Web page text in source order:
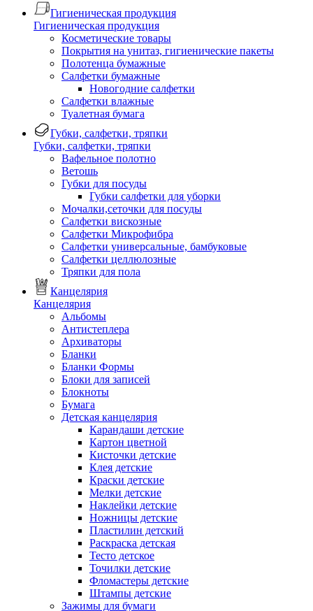
Гигиеническая продукция
Гигиеническая продукция
Косметические товары
Покрытия на унитаз, гигиенические пакеты
Полотенца бумажные
Салфетки бумажные
Новогодние салфетки
Салфетки влажные
Туалетная бумага
Губки, салфетки, тряпки
Губки, салфетки, тряпки
Вафельное полотно
Ветошь
Губки для посуды
Губки салфетки для уборки
Мочалки,сеточки для посуды
Салфетки вискозные
Салфетки Микрофибра
Салфетки универсальные, бамбуковые
Салфетки целлюлозные
Тряпки для пола
Канцелярия
Канцелярия
Альбомы
Антистеплера
Архиваторы
Бланки
Бланки Формы
Блоки для записей
Блокноты
Бумага
Детская канцелярия
Карандаши детские
Картон цветной
Кисточки детские
Клея детские
Краски детские
Мелки детские
Наклейки детские
Ножницы детские
Пластилин детский
Раскраска детская
Тесто детское
Точилки детские
Фломастеры детские
Штампы детские
Зажимы для бумаги